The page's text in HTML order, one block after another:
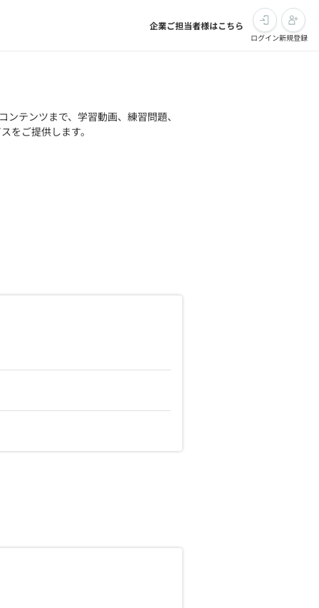
企業ご担当者様はこちら
ログイン新規登録
テンツまで、学習動画、練習問題、
をご提供します。